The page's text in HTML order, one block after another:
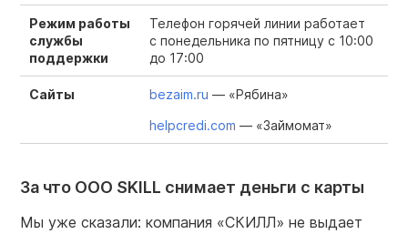
Режим работы
службы
поддержки
Телефон горячей линии работает
с понедельника по пятницу с 10:00
до 17:00
Сайты bezaim.ru — «Рябина»
helpcredi.com — «Займомат»
За что ООО SKILL снимает деньги с карты
Мы уже сказали: компания «СКИЛЛ» не выдает